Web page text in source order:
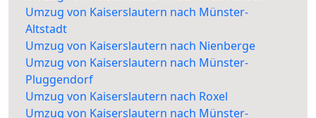
Umzug von Kaiserslautern nach Münster-
Altstadt
Umzug von Kaiserslautern nach Nienberge
Umzug von Kaiserslautern nach Münster-
Pluggendorf
Umzug von Kaiserslautern nach Roxel
Umzug von Kaiserslautern nach Münster-